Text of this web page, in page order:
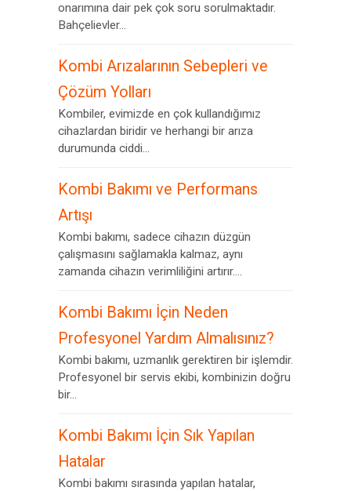
onarımına dair pek çok soru sorulmaktadır.
Bahçelievler...
Kombi Arızalarının Sebepleri ve
Çözüm Yolları
Kombiler, evimizde en çok kullandığımız
cihazlardan biridir ve herhangi bir arıza
durumunda ciddi...
Kombi Bakımı ve Performans
Artışı
Kombi bakımı, sadece cihazın düzgün
çalışmasını sağlamakla kalmaz, aynı
zamanda cihazın verimliliğini artırır....
Kombi Bakımı İçin Neden
Profesyonel Yardım Almalısınız?
Kombi bakımı, uzmanlık gerektiren bir işlemdir.
Profesyonel bir servis ekibi, kombinizin doğru
bir...
Kombi Bakımı İçin Sık Yapılan
Hatalar
Kombi bakımı sırasında yapılan hatalar,